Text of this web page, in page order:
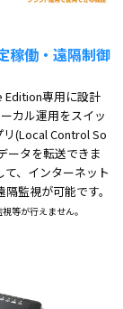
稼働・遠隔制御
Edition専用に設計
カル運用をスイッ
(Local Control So
ータを転送できま
、インターネット
監視が可能です。
等が行えません。